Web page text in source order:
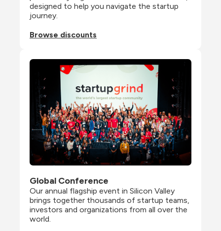
designed to help you navigate the startup
journey.
Browse discounts
Global Conference
Our annual flagship event in Silicon Valley
brings together thousands of startup teams,
investors and organizations from all over the
world.